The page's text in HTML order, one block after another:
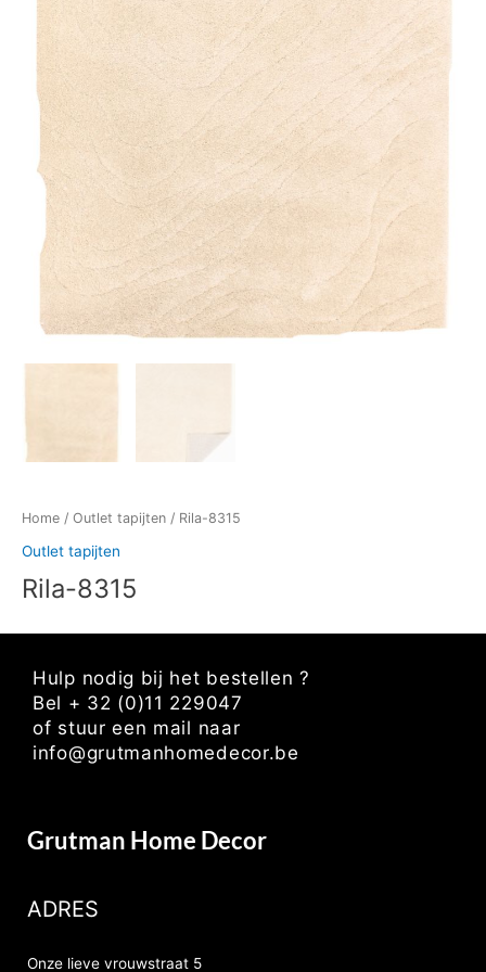
Home / Outlet tapijten / Rila-8315
Outlet tapijten
Rila-8315
Hulp nodig bij het bestellen ?
Bel + 32 (0)11 229047
of stuur een mail naar
info@grutmanhomedecor.be
Grutman Home Decor
ADRES
Onze lieve vrouwstraat 5